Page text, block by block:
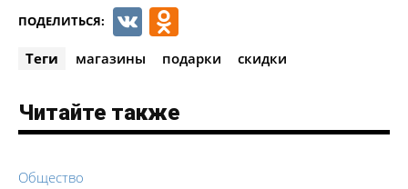
ПОДЕЛИТЬСЯ: VK
Теги магазины подарки скидки
Читайте также
Общество